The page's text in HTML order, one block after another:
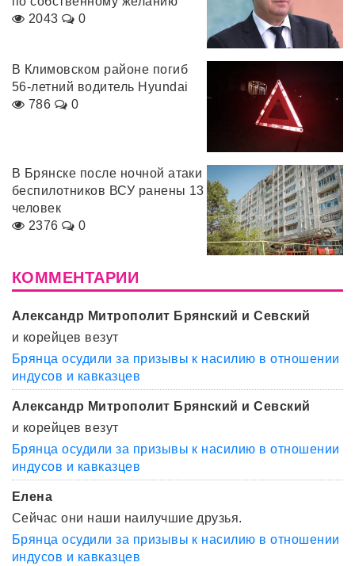
2043
0
В Климовском районе погиб
56-летний водитель Hyundai
786
0
В Брянске после ночной атаки
беспилотников ВСУ ранены 13
человек
2376
0
КОММЕНТАРИИ
Александр Митрополит Брянский и Севский
и корейцев везут
Брянца осудили за призывы к насилию в отношении
индусов и кавказцев
Александр Митрополит Брянский и Севский
и корейцев везут
Брянца осудили за призывы к насилию в отношении
индусов и кавказцев
Елена
Сейчас они наши наилучшие друзья.
Брянца осудили за призывы к насилию в отношении
индусов и кавказцев